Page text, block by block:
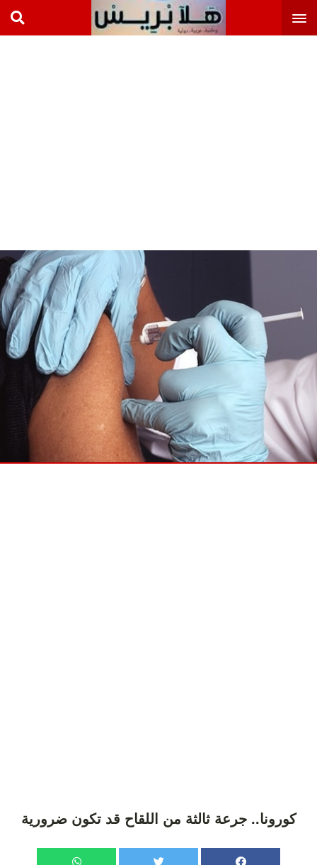
كورونا.. جرعة ثالثة من اللقاح قد تكون ضرورية